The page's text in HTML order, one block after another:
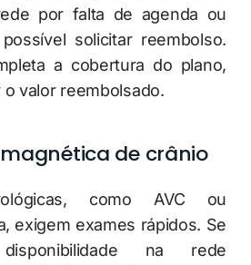
por falta de agenda ou
solicitar reembolso.
a cobertura do plano,
valor reembolsado.
de crânio
como AVC ou
exigem exames rápidos. Se
na rede